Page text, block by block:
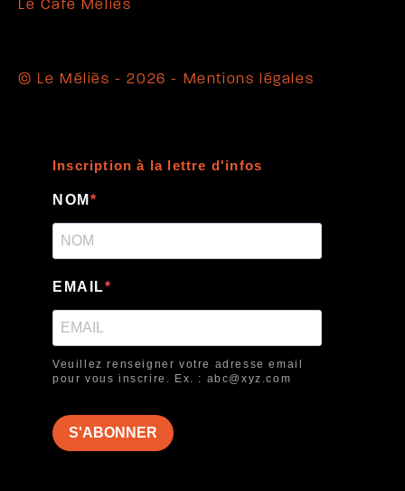
Le Café Méliès
© Le Méliès - 2026 - Mentions légales
Inscription à la lettre d'infos
NOM
EMAIL
Veuillez renseigner votre adresse email
pour vous inscrire. Ex. : abc@xyz.com
S'ABONNER